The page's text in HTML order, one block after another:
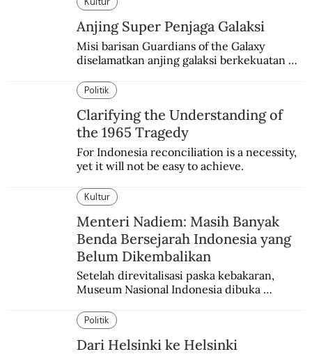
Anjing Super Penjaga Galaksi
Misi barisan Guardians of the Galaxy
diselamatkan anjing galaksi berkekuatan
si martir antariksa Soviet.
Politik
Clarifying the Understanding of
the 1965 Tragedy
For Indonesia reconciliation is a necessity,
yet it will not be easy to achieve.
Kultur
Menteri Nadiem: Masih Banyak
Benda Bersejarah Indonesia yang
Belum Dikembalikan
Setelah direvitalisasi paska kebakaran,
Museum Nasional Indonesia dibuka
Pameran Repatriasi 2024.
Politik
Dari Helsinki ke Helsinki